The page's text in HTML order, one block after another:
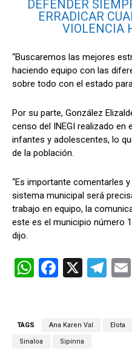
DEFENDER
ERRADICAR
VIOLENCIA
“Buscaremos las mejores
haciendo equipo con las
sobre todo con el estado
Por su parte, González
censo del INEGI realizado en
infantes y adolescentes, lo
de la población.
“Es importante comentarles
sistema municipal será
trabajo en equipo, la
este es el municipio número
dijo.
W
A
F
b
o
X
T
gr
TAGS Ana Karen Val Elota
Sinaloa Sipinna